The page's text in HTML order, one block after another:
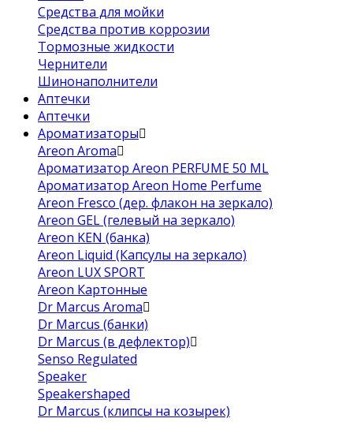
Средства для мойки
Средства против коррозии
Тормозные жидкости
Чернители
Шинонаполнители
Аптечки
Аптечки
Ароматизаторы
Areon Aroma
Ароматизатор Areon PERFUME 50 ML
Ароматизатор Areon Home Perfume
Areon Fresco (дер. флакон на зеркало)
Areon GEL (гелевый на зеркало)
Areon KEN (банка)
Areon Liquid (Капсулы на зеркало)
Areon LUX SPORT
Areon Картонные
Dr Marcus Aroma
Dr Marcus (банки)
Dr Marcus (в дефлектор)
Senso Regulated
Speaker
Speakershaped
Dr Marcus (клипсы на козырек)